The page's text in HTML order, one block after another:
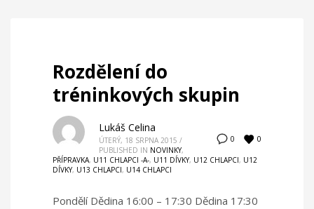
Rozdělení do
tréninkových skupin
0 0
Lukáš Celina
ÚTERÝ, 18 SRPNA 2015 /
PUBLISHED IN NOVINKY,
PŘÍPRAVKA, U11 CHLAPCI -A-, U11 DÍVKY, U12 CHLAPCI, U12
DÍVKY, U13 CHLAPCI, U14 CHLAPCI
Pondělí Dědina 16:00 – 17:30 Dědina 17:30